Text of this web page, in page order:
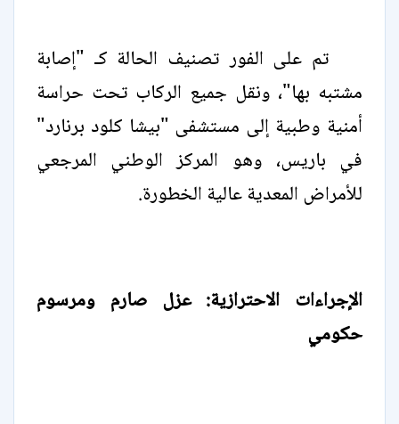
تم على الفور تصنيف الحالة كـ "إصابة
مشتبه بها"، ونقل جميع الركاب تحت حراسة
أمنية وطبية إلى مستشفى "بيشا كلود برنارد"
في باريس، وهو المركز الوطني المرجعي
للأمراض المعدية عالية الخطورة.
الإجراءات الاحترازية: عزل صارم ومرسوم
حكومي